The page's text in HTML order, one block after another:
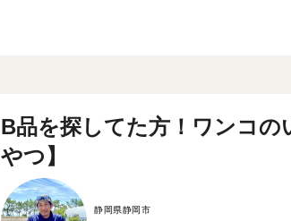
B品を探してた方！ワンコ
やつ】
静岡県静岡市